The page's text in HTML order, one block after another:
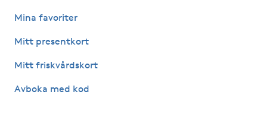
Hyperhidros
Hårborttagning
Mina favoriter
Mitt presentkort
Mitt friskvårdskort
Avboka med kod